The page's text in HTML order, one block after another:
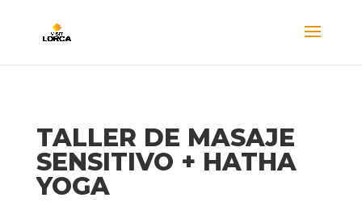
TALLER DE MASAJE
SENSITIVO + HATHA
YOGA